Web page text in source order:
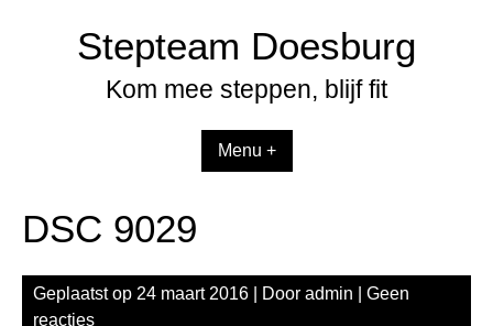
Stepteam Doesburg
Kom mee steppen, blijf fit
Menu +
DSC 9029
Geplaatst op 24 maart 2016 | Door admin
Geen
reacties